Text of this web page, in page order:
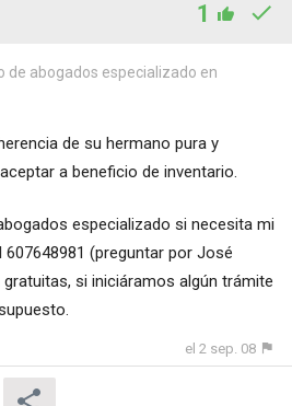
1
de abogados especializado en
de su hermano pura y
a beneficio de inventario.
especializado si necesita mi
607648981 (preguntar por José
si iniciáramos algún trámite
el 2 sep. 08